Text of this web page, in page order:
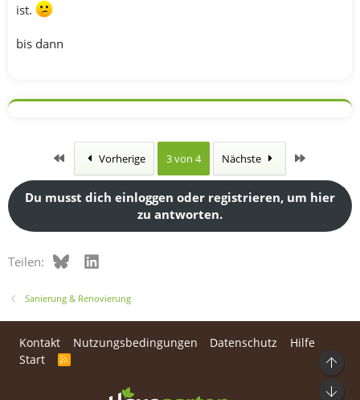
ist.
bis dann
Erste Vorherige 3 von 4 Nächste
Du musst dich einloggen oder registrieren, um hier
zu antworten.
Teilen: BlueskyLinkedIn
Sanierung & Renovierung
Kontakt Nutzungsbedingungen Datenschutz
Hilfe
Start
R